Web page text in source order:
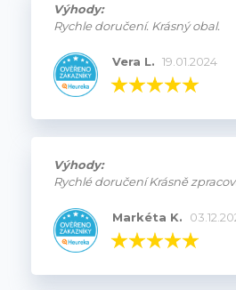
Výhody:
Rychle doručení. Krásný obal.
Vera L. 19.01.2024
Výhody:
Rychlé doručení Krásně
Markéta K.